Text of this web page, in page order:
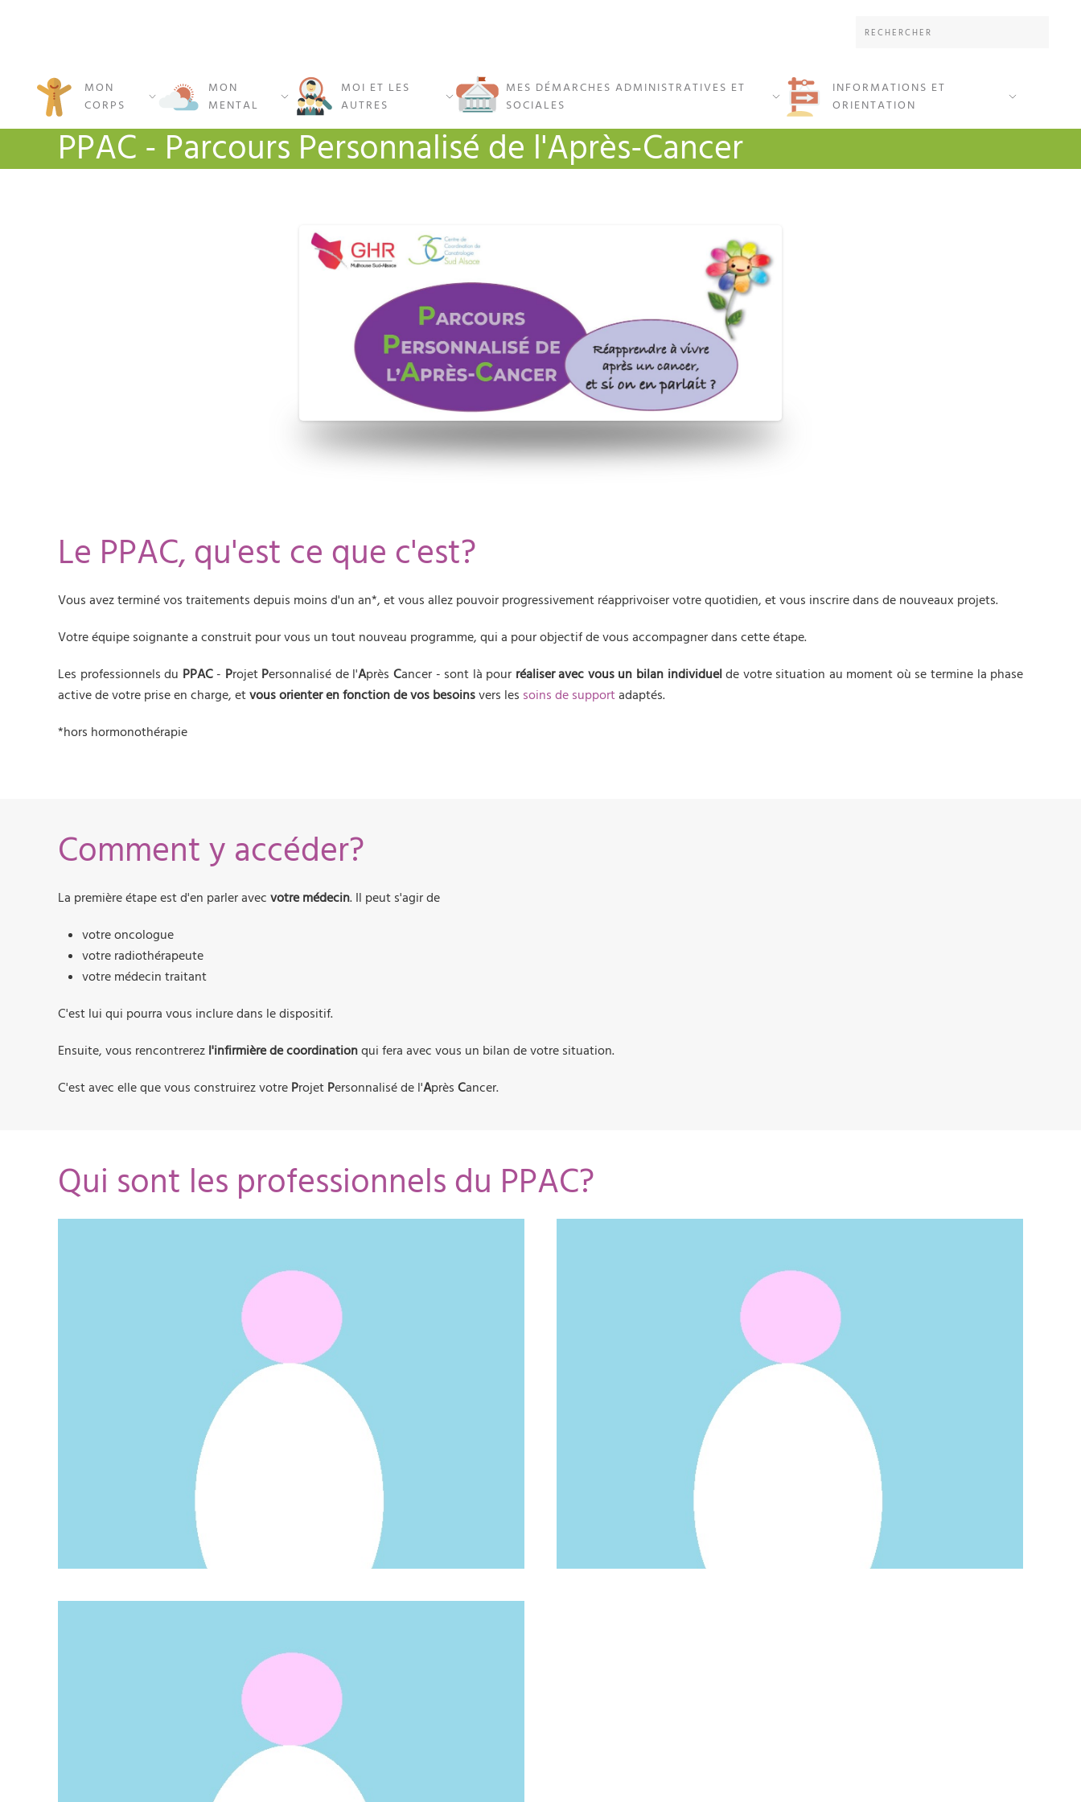
MON
CORPS
MON
MENTAL
MOI ET LES
AUTRES
MES DÉMARCHES ADMINISTRATIVES ET
SOCIALES
INFORMATIONS ET
ORIENTATION
PPAC - Parcours Personnalisé de l'Après-Cancer
Le PPAC, qu'est ce que c'est?
Vous avez terminé vos traitements depuis moins d'un an*, et vous allez pouvoir progressivement réapprivoiser votre quotidien, et vous inscrire dans de nouveaux projets.
Votre équipe soignante a construit pour vous un tout nouveau programme, qui a pour objectif de vous accompagner dans cette étape.
Les professionnels du PPAC- ProjetPersonnalisé de l'Après Cancer - sont là pour réaliser avec vous un bilan individuelde votre situation au moment où se termine la phase
active de votre prise en charge, etvous orienter en fonction de vos besoinsvers les soins de supportadaptés.
*hors hormonothérapie
Comment y accéder?
La première étape est d'en parler avec votre médecin. Il peut s'agir de
votre oncologue
votre radiothérapeute
votre médecin traitant
C'est lui qui pourra vous inclure dans le dispositif.
Ensuite, vous rencontrerez l'infirmière de coordinationqui fera avec vous un bilan de votre situation.
C'est avec elle que vous construirez votre Projet Personnalisé de l'Après Cancer.
Qui sont les professionnels du PPAC?